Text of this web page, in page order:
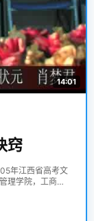
14:01
窍
理学院，工商管
名头砸到自己头
前，她一直以为